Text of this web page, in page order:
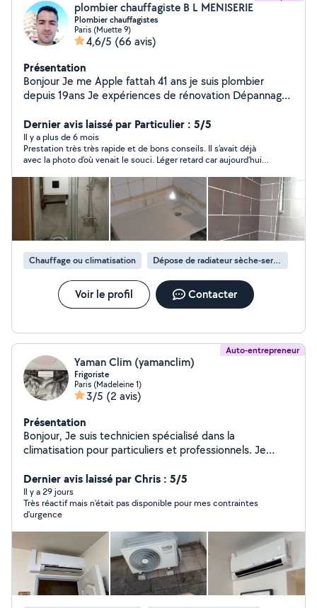
plombier chauffagiste B L MENISERIE
Plombier chauffagistes
Paris (Muette 9)
4,6/5 (66 avis)
Présentation
Bonjour Je me Apple fattah 41 ans je suis plombier
depuis 19ans Je expériences de rénovation Dépannage
chaude .... Je fai tout le sanitaire Prix voisin correct
Dernier avis laissé par Particulier : 5/5
Il y a plus de 6 mois
Prestation très très rapide et de bons conseils. Il s’avait déjà
avec la photo d’où venait le souci. Léger retard car aujourd’hui
hésité. Encore merci
Chauffage ou climatisation Dépose de radiateur sèche-serviettes
Voir le profil Contacter
Auto-entrepreneur
Yaman Clim (yamanclim)
Frigoriste
Paris (Madeleine 1)
3/5 (2 avis)
Présentation
Bonjour, Je suis technicien spécialisé dans la
climatisation pour particuliers et professionnels. Je
climatisations (mono & multi splits, gainables) Entretien
régulier de vos équipements pour garantir performance
et longévité Maintenance préventive pour éviter les
pannes ️ Dépannage rapide en cas de
dysfonctionnement ou de fuite Travail soigné
Intervention rapide sur l'île de France et alentours Devis
gratuit N'hésitez pas à me contacter pour toute
demande d'intervention ou de renseignement.
Dernier avis laissé par Chris : 5/5
Il y a 29 jours
Très réactif mais n'était pas disponible pour mes contraintes
d'urgence